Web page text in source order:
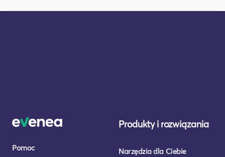
Pomoc
Produkty i rozwiązania
Narzędzia dla Ciebie